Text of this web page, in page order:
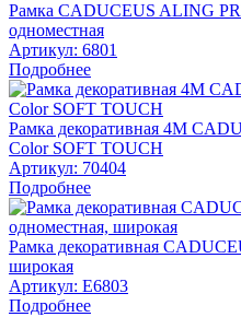
Рамка CADUCEUS ALING
одноместная
Артикул: 6801
Подробнее
Рамка декоративная 4М
Color SOFT TOUCH
Артикул: 70404
Подробнее
Рамка декоративная
широкая
Артикул: E6803
Подробнее